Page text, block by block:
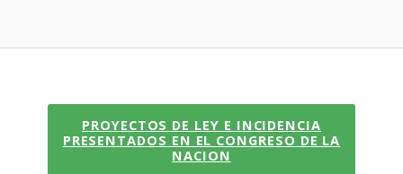
PROYECTOS DE LEY E INCIDENCIA
PRESENTADOS EN EL CONGRESO DE LA
NACION